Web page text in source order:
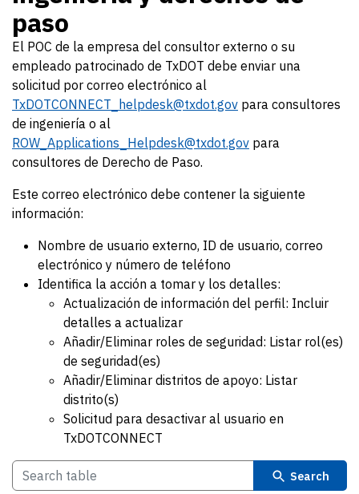
paso
El POC de la empresa del consultor externo o su
empleado patrocinado de TxDOT debe enviar una
solicitud por correo electrónico al
TxDOTCONNECT_helpdesk@txdot.gov para consultores
de ingeniería o al
ROW_Applications_Helpdesk@txdot.gov para
consultores de Derecho de Paso.
Este correo electrónico debe contener la siguiente
información:
Nombre de usuario externo, ID de usuario, correo
electrónico y número de teléfono
Identifica la acción a tomar y los detalles:
Actualización de información del perfil: Incluir
detalles a actualizar
Añadir/Eliminar roles de seguridad: Listar rol(es)
de seguridad(es)
Añadir/Eliminar distritos de apoyo: Listar
distrito(s)
Solicitud para desactivar al usuario en
TxDOTCONNECT
Search